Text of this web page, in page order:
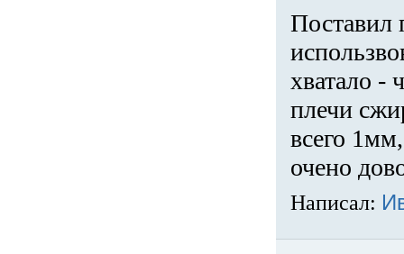
Поставил
хватало -
плечи
всего
очено
Написал: